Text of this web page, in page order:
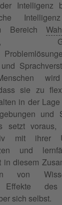
Intelligenz
Bereich
sie zu
in der
und
setzt
mit ihrer
und
in diesem
von
Effekte
sich selbst.